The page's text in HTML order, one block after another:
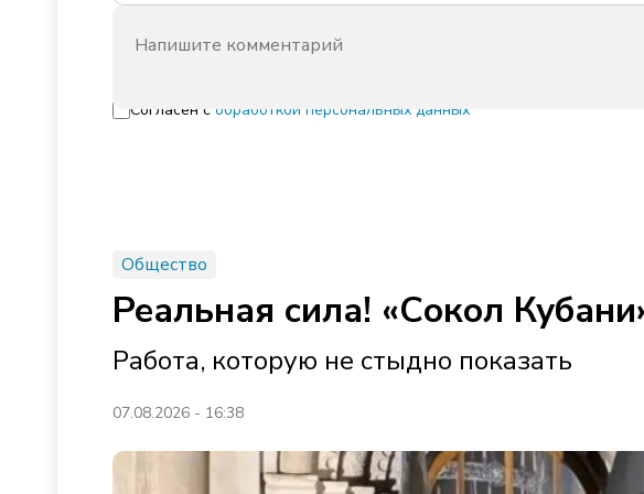
Согласен с обработкой персональных данных
Общество
Реальная сила! «Сокол
Работа, которую не стыдно показать
07.08.2026 - 16:38